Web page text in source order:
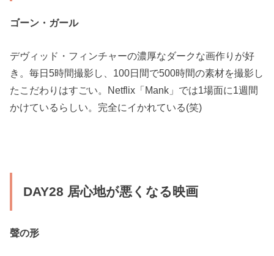
ゴーン・ガール
デヴィッド・フィンチャーの濃厚なダークな画作りが好
き。毎日5時間撮影し、100日間で500時間の素材を撮影し
たこだわりはすごい。Netflix「Mank」では1場面に1週間
かけているらしい。完全にイかれている(笑)
DAY28 居心地が悪くなる映画
聲の形